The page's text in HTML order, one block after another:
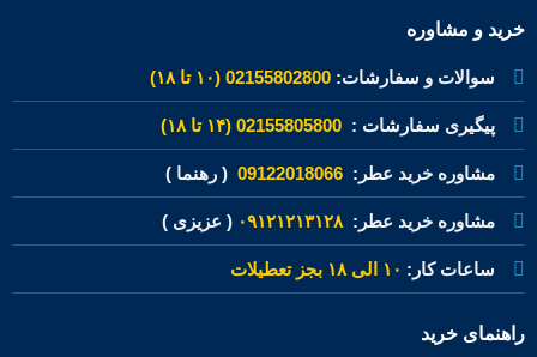
خرید و مشاوره
سوالات و سفارشات: 02155802800 (۱۰ تا ۱۸)
پیگیری سفارشات : 02155805800 (۱۴ تا ۱۸)
مشاوره خرید عطر: 09122018066 ( رهنما )
مشاوره خرید عطر:۰۹۱۲۱۲۱۳۱۲۸ ( عزیزی )
ساعات کار: ۱۰ الی ۱۸ بجز تعطیلات
راهنمای خرید